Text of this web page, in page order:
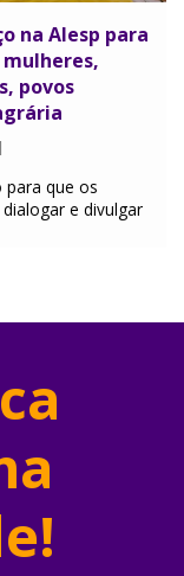
na Alesp para
povos
para que os
e divulgar